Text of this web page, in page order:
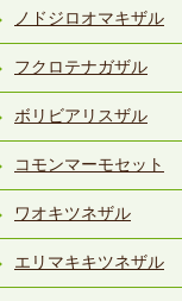
ノドジロオマキザル
フクロテナガザル
ボリビアリスザル
コモンマーモセット
ワオキツネザル
エリマキキツネザル